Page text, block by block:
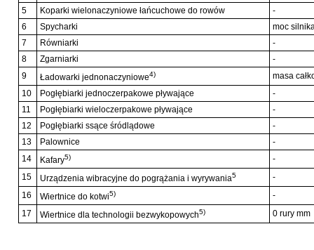
5
Koparki wielonaczyniowe łańcuchowe do rowów
-
6
Spycharki
moc
7
Równiarki
-
8
Zgarniarki
-
9
Ładowarki jednonaczyniowe4)
masa
10
Pogłębiarki jednoczerpakowe pływające
-
11
Pogłębiarki wieloczerpakowe pływające
-
12
Pogłębiarki ssące śródlądowe
-
13
Palownice
-
14
Kafary5)
-
15
Urządzenia wibracyjne do pogrążania i wyrywania5
-
16
Wiertnice do kotwi5)
-
17
Wiertnice dla technologii bezwykopowych5) 0 rury mm